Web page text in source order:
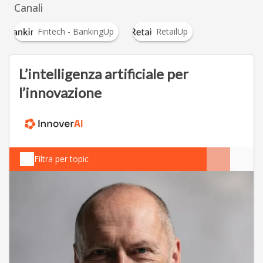
Canali
Fintech - BankingUp RetailUp
L’intelligenza artificiale per
l’innovazione
Filtra per topic